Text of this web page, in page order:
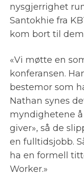
nysgjerrighet
Santokhie fra
kom bort til
«Vi møtte en
konferansen.
bestemor som
Nathan synes
myndighetene
giver», så de
en fulltidsjobb.
ha en formell
Worker.»